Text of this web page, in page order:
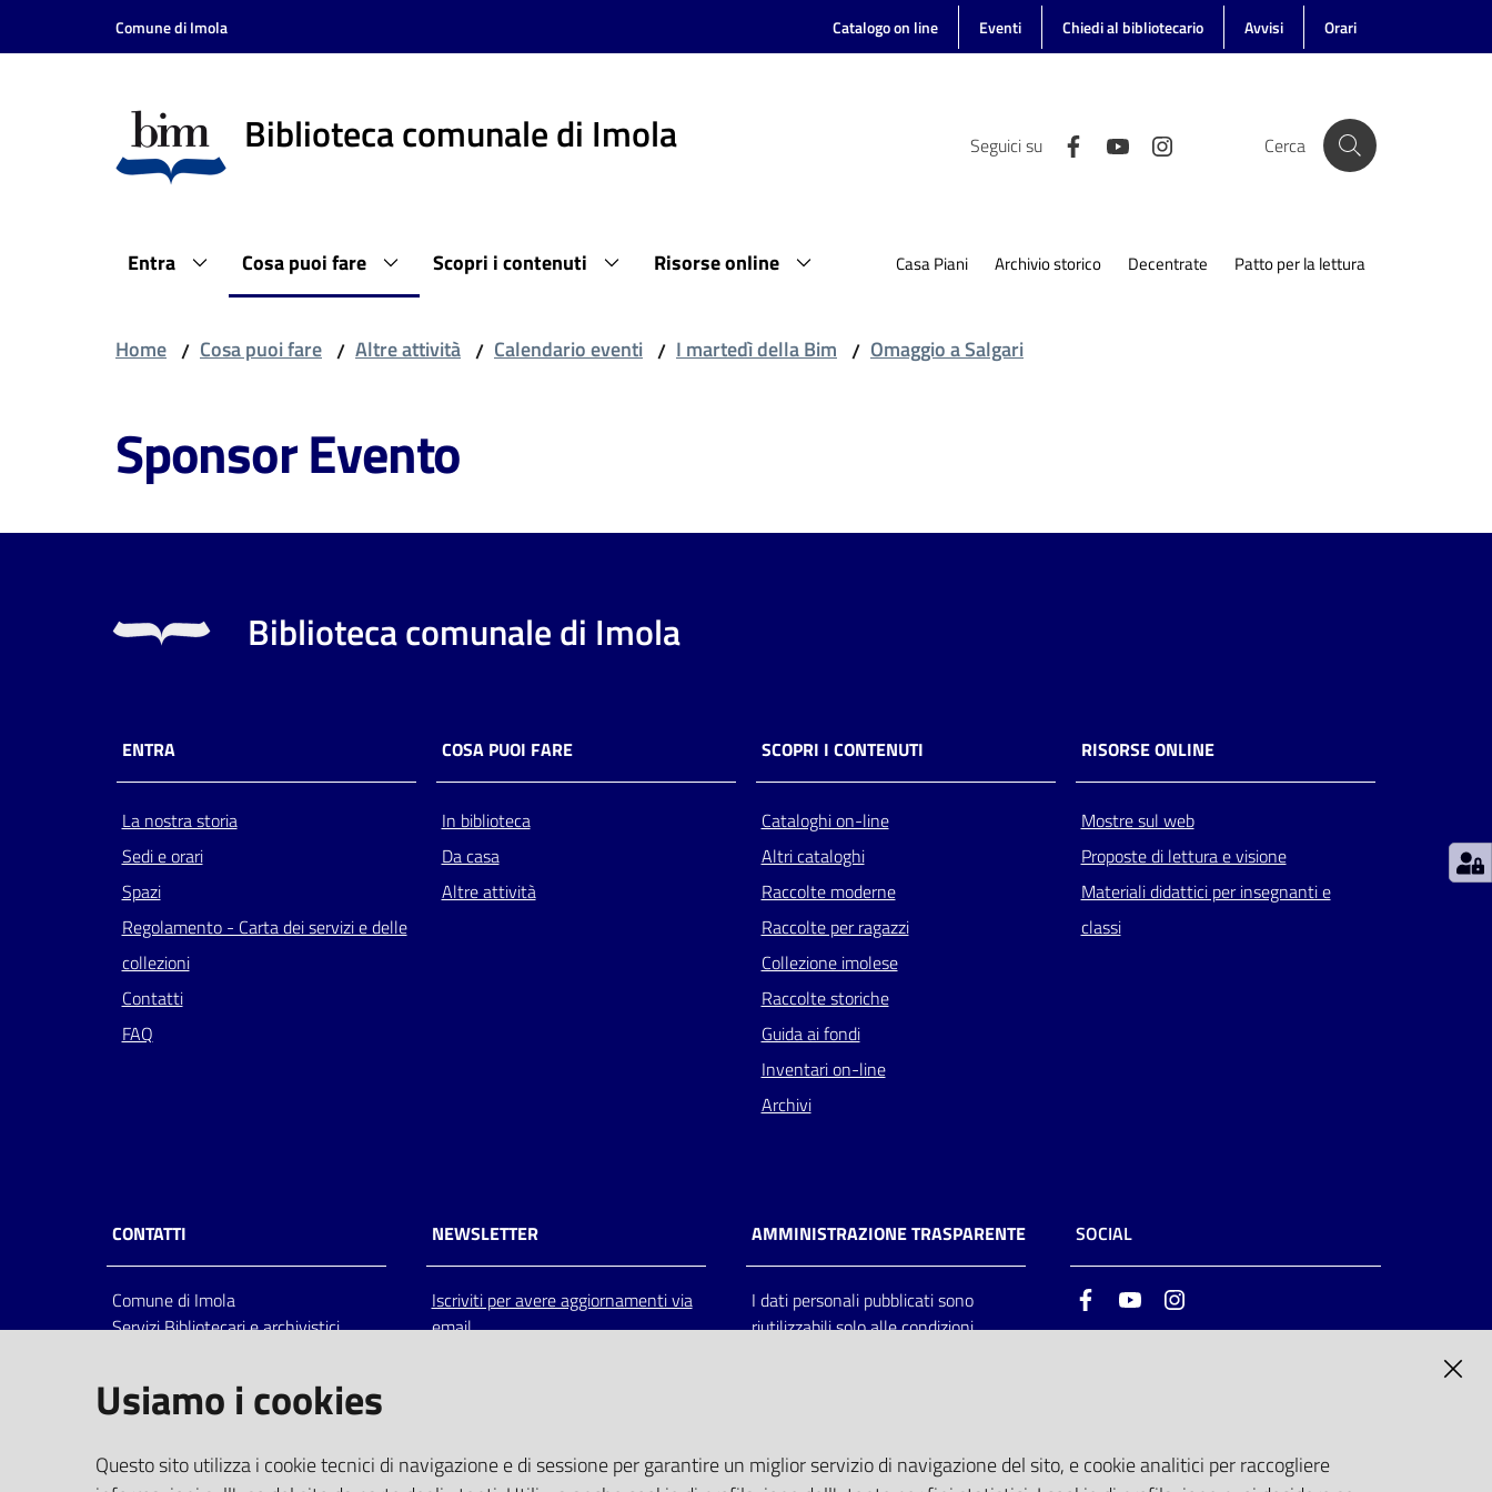
Vai al contenuto
Vai alla navigazione
Comune di Imola Catalogo on line Eventi Chiedi al bibliotecario Avvisi Orari
Biblioteca comunale di Imola Seguici su Cerca
Entra Cosa puoi fare Scopri i contenuti Risorse online Casa Piani Archivio storico Decentrate Patto per la lettura
Home / Cosa puoi fare / Altre attività / Calendario eventi / I martedì della Bim / Omaggio a Salgari
Sponsor Evento
Biblioteca comunale di Imola
ENTRA
La nostra storia
Sedi e orari
Spazi
Regolamento - Carta dei servizi e delle
collezioni
Contatti
FAQ
COSA PUOI FARE
In biblioteca
Da casa
Altre attività
SCOPRI I CONTENUTI
Cataloghi on-line
Altri cataloghi
Raccolte moderne
Raccolte per ragazzi
Collezione imolese
Raccolte storiche
Guida ai fondi
Inventari on-line
Archivi
RISORSE ONLINE
Mostre sul web
Proposte di lettura e visione
Materiali didattici per insegnanti e
classi
CONTATTI
Comune di Imola
Servizi Bibliotecari e archivistici
Italia
centralino: tel 0542.6026.36 fax
bim@comune.imola.bo.it
PEC
NEWSLETTER
Iscriviti per avere aggiornamenti via
email
AMMINISTRAZIONE TRASPARENTE
I dati personali pubblicati sono
riutilizzabili solo alle condizioni
SOCIAL
FacebookYoutube
Usiamo i cookies
Questo sito utilizza i cookie tecnici di navigazione e di sessione per garantire un miglior servizio di navigazione del sito, e cookie analitici per raccogliere